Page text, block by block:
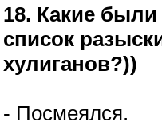
18. Какие
список
хулиганов?))
- Посмеялся.